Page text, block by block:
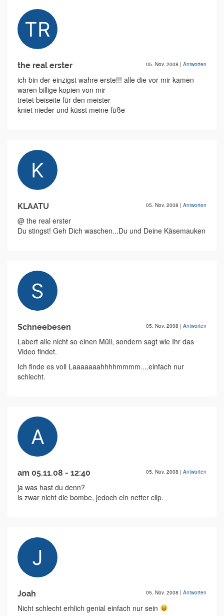
the real erster 05. Nov. 2008 | Antworten
ich bin der einzigst wahre erste!!! alle die vor mir kamen
waren billige kopien von mir
tretet beiseite für den meister
kniet nieder und küsst meine füße
KLAATU 05. Nov. 2008 | Antworten
@ the real erster
Du stingst! Geh Dich waschen...Du und Deine Käsemauken
Schneebesen 05. Nov. 2008 | Antworten
Labert alle nicht so einen Müll, sondern sagt wie Ihr das
Video findet.
Ich finde es voll Laaaaaaahhhhmmmm....einfach nur
schlecht.
am 05.11.08 - 12:40 05. Nov. 2008 | Antworten
ja was hast du denn?
is zwar nicht die bombe, jedoch ein netter clip.
Joah 05. Nov. 2008 | Antworten
Nicht schlecht erhlich genial einfach nur sein